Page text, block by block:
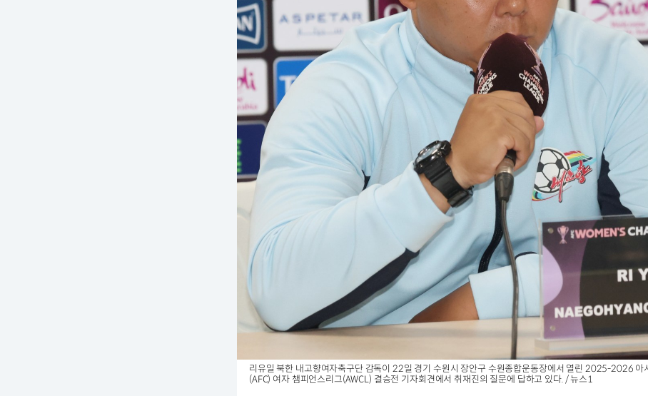
리유일 북한 내고향여자축구단 감독이 22일 경기 수원시 장안구 수원종합운동장에서 열린 2025-2026 아
(AFC) 여자 챔피언스리그(AWCL) 결승전 기자회견에서 취재진의 질문에 답하고 있다. / 뉴스1